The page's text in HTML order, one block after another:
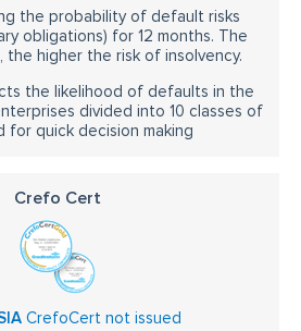
the probability of default risks
obligations) for 12 months. The
the higher the risk of insolvency.
the likelihood of defaults in the
divided into 10 classes of
for quick decision making
Crefo Cert
CrefoCert not issued